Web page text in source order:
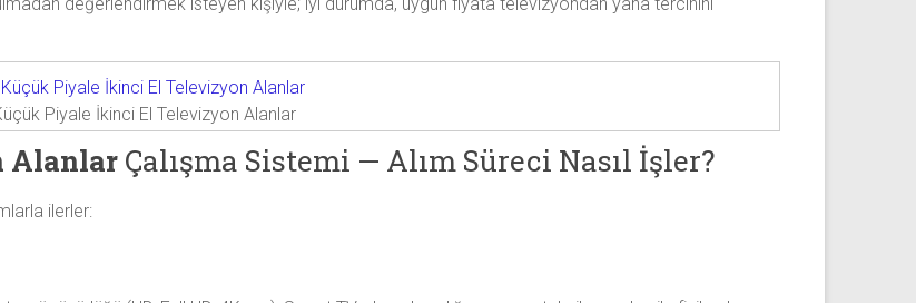
Piyale İkinci El Televizyon Alanlar
Alanlar Çalışma Sistemi — Alım Süreci Nasıl İşler?
ilerler: